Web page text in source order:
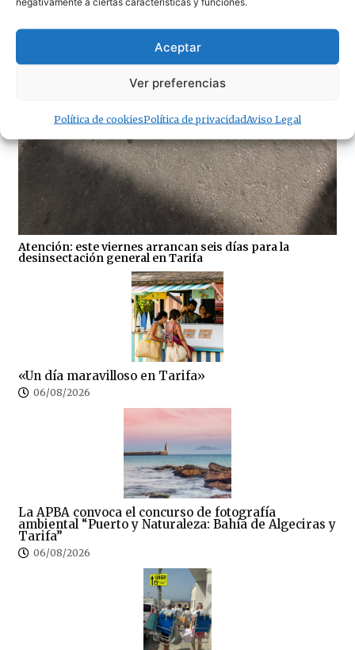
Aceptar
Ver preferencias
Política de cookiesPolítica de privacidadAviso Legal
Atención: este viernes arrancan seis días para la
desinsectación general en Tarifa
«Un día maravilloso en Tarifa»
06/08/2026
La APBA convoca el concurso de fotografía
ambiental “Puerto y Naturaleza: Bahía de Algeciras y
Tarifa”
06/08/2026